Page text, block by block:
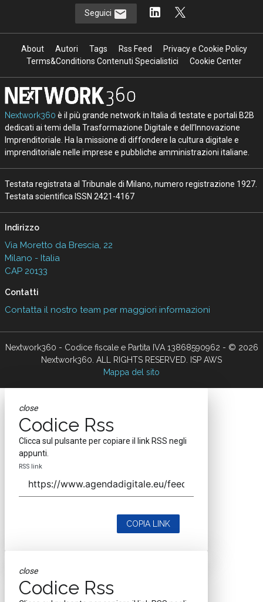
Seguici
About Autori Tags Rss Feed
Privacy e Cookie Policy
Terms&Conditions Contenuti Specialistici
Cookie Center
Nextwork360 è il più grande network in Italia di testate e portali B2B
dedicati ai temi della Trasformazione Digitale e dell’Innovazione
Imprenditoriale. Ha la missione di diffondere la cultura digitale e
imprenditoriale nelle imprese e pubbliche amministrazioni italiane.
Testata registrata al Tribunale di Milano, numero registrazione 1927.
Testata scientifica ISSN 2421-4167
Indirizzo
Via Moretto da Brescia, 22
Milano - Italia
CAP 20133
Contatti
Contatta il nostro team per maggiori informazioni
Nextwork360 - Codice fiscale e Partita IVA 13868590962 - © 2026
Nextwork360. ALL RIGHTS RESERVED. ISP AWS
Mappa del sito
close
Codice Rss
Clicca sul pulsante per copiare il link RSS negli
appunti.
RSS link
COPIA LINK
close
Codice Rss